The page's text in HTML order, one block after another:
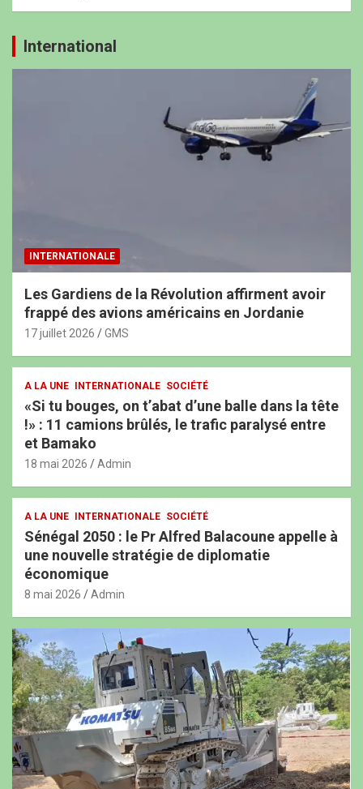
International
INTERNATIONALE
Les Gardiens de la Révolution affirment avoir
frappé des avions américains en Jordanie
17 juillet 2026 GMS
A LA UNE INTERNATIONALE SOCIÉTÉ
«Si tu bouges, on t’abat d’une balle dans la tête
!» : 11 camions brûlés, le trafic paralysé entre
et Bamako
18 mai 2026 Admin
A LA UNE INTERNATIONALE SOCIÉTÉ
Sénégal 2050 : le Pr Alfred Balacoune appelle à
une nouvelle stratégie de diplomatie
économique
8 mai 2026 Admin